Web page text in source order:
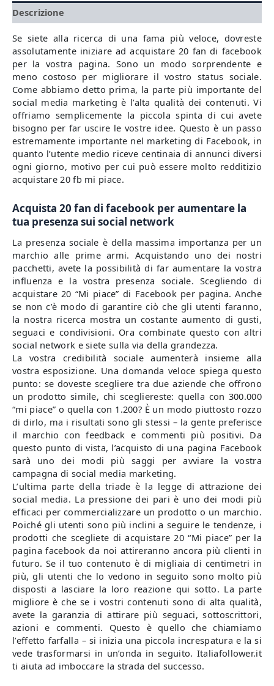
Descrizione
Se siete alla ricerca di una fama più veloce, dovreste
assolutamente iniziare ad acquistare 20 fan di facebook
per la vostra pagina. Sono un modo sorprendente e
meno costoso per migliorare il vostro status sociale.
Come abbiamo detto prima, la parte più importante del
social media marketing è l’alta qualità dei contenuti. Vi
offriamo semplicemente la piccola spinta di cui avete
bisogno per far uscire le vostre idee. Questo è un passo
estremamente importante nel marketing di Facebook, in
quanto l’utente medio riceve centinaia di annunci diversi
ogni giorno, motivo per cui può essere molto redditizio
acquistare 20 fb mi piace.
Acquista 20 fan di facebook per aumentare la
tua presenza sui social network
La presenza sociale è della massima importanza per un
marchio alle prime armi. Acquistando uno dei nostri
pacchetti, avete la possibilità di far aumentare la vostra
influenza e la vostra presenza sociale. Scegliendo di
acquistare 20 “Mi piace” di Facebook per pagina. Anche
se non c’è modo di garantire ciò che gli utenti faranno,
la nostra ricerca mostra un costante aumento di gusti,
seguaci e condivisioni. Ora combinate questo con altri
social network e siete sulla via della grandezza.
La vostra credibilità sociale aumenterà insieme alla
vostra esposizione. Una domanda veloce spiega questo
punto: se doveste scegliere tra due aziende che offrono
un prodotto simile, chi scegliereste: quella con 300.000
“mi piace” o quella con 1.200? È un modo piuttosto rozzo
di dirlo, ma i risultati sono gli stessi – la gente preferisce
il marchio con feedback e commenti più positivi. Da
questo punto di vista, l’acquisto di una pagina Facebook
sarà uno dei modi più saggi per avviare la vostra
campagna di social media marketing.
L’ultima parte della triade è la legge di attrazione dei
social media. La pressione dei pari è uno dei modi più
efficaci per commercializzare un prodotto o un marchio.
Poiché gli utenti sono più inclini a seguire le tendenze, i
prodotti che scegliete di acquistare 20 “Mi piace” per la
pagina facebook da noi attireranno ancora più clienti in
futuro. Se il tuo contenuto è di migliaia di centimetri in
più, gli utenti che lo vedono in seguito sono molto più
disposti a lasciare la loro reazione qui sotto. La parte
migliore è che se i vostri contenuti sono di alta qualità,
avete la garanzia di attirare più seguaci, sottoscrittori,
azioni e commenti. Questo è quello che chiamiamo
l’effetto farfalla – si inizia una piccola increspatura e la si
vede trasformarsi in un’onda in seguito. Italiafollower.it
ti aiuta ad imboccare la strada del successo.